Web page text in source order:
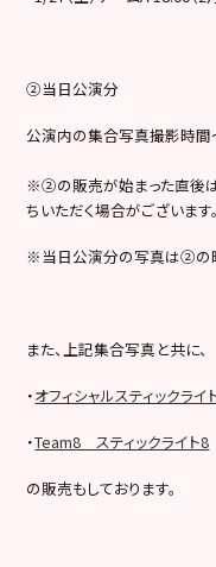
②当日公演分
公演内の集合写真撮影時間
※②の販売が始まった直後
ちいただく場合がございます。
※当日公演分の写真は②の
また、上記集合写真と共に、
・オフィシャルスティックラ
・Team8 スティックライト8
の販売もしております。